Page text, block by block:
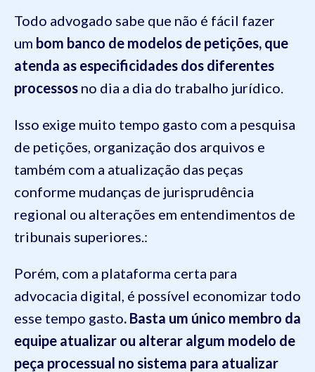
Todo advogado sabe que não é fácil fazer
um bom banco de modelos de petições, que
atenda as especificidades dos diferentes
processos no dia a dia do trabalho jurídico.
Isso exige muito tempo gasto com a pesquisa
de petições, organização dos arquivos e
também com a atualização das peças
conforme mudanças de jurisprudência
regional ou alterações em entendimentos de
tribunais superiores.:
Porém, com a plataforma certa para
advocacia digital, é possível economizar todo
esse tempo gasto. Basta um único membro da
equipe atualizar ou alterar algum modelo de
peça processual no sistema para atualizar